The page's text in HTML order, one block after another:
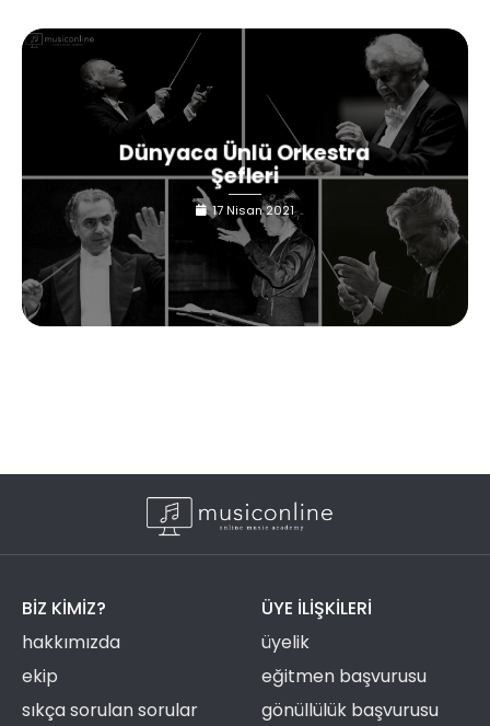
Dünyaca Ünlü Orkestra
Şefleri
17 Nisan 2021
BIZ KIMIZ?
hakkımızda
ekip
sıkça sorulan sorular
ÜYE ILIŞKILERI
üyelik
eğitmen başvurusu
gönüllülük başvurusu